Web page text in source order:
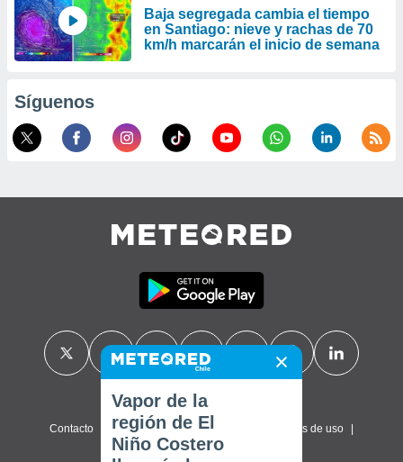
Baja segregada cambia el tiempo
en Santiago: nieve y rachas de 70
km/h marcarán el inicio de semana
Síguenos
Contacto Sobre nosotros Términos de uso
Vapor de la
región de El
Niño Costero